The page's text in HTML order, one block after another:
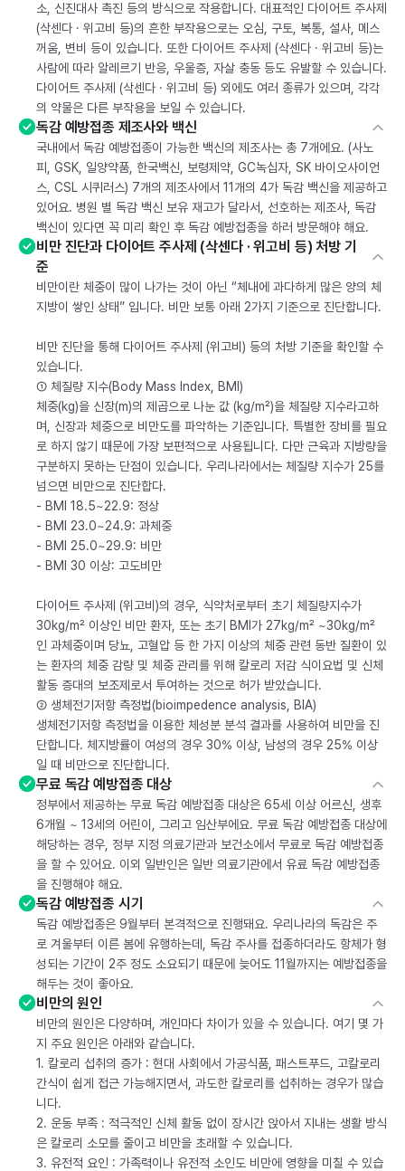
소, 신진대사 촉진 등의 방식으로 작용합니다. 대표적인 다이어트 주사제
(삭센다 · 위고비 등)의 흔한 부작용으로는 오심, 구토, 복통, 설사, 메스
꺼움, 변비 등이 있습니다. 또한 다이어트 주사제 (삭센다 · 위고비 등)는
사람에 따라 알레르기 반응, 우울증, 자살 충동 등도 유발할 수 있습니다.
다이어트 주사제 (삭센다 · 위고비 등) 외에도 여러 종류가 있으며, 각각
의 약물은 다른 부작용을 보일 수 있습니다.
독감 예방접종 제조사와 백신
국내에서 독감 예방접종이 가능한 백신의 제조사는 총 7개에요. (사노
피, GSK, 일양약품, 한국백신, 보령제약, GC녹십자, SK 바이오사이언
스, CSL 시퀴러스) 7개의 제조사에서 11개의 4가 독감 백신을 제공하고
있어요. 병원 별 독감 백신 보유 재고가 달라서, 선호하는 제조사, 독감
백신이 있다면 꼭 미리 확인 후 독감 예방접종을 하러 방문해야 해요.
비만 진단과 다이어트 주사제 (삭센다 · 위고비 등) 처방 기
준
비만이란 체중이 많이 나가는 것이 아닌 “체내에 과다하게 많은 양의 체
지방이 쌓인 상태” 입니다. 비만 보통 아래 2가지 기준으로 진단합니다.
비만 진단을 통해 다이어트 주사제 (위고비) 등의 처방 기준을 확인할 수
있습니다.
① 체질량 지수(Body Mass Index, BMI)
체중(kg)을 신장(m)의 제곱으로 나눈 값 (kg/m²)을 체질량 지수라고하
며, 신장과 체중으로 비만도를 파악하는 기준입니다. 특별한 장비를 필요
로 하지 않기 때문에 가장 보편적으로 사용됩니다. 다만 근육과 지방량을
구분하지 못하는 단점이 있습니다. 우리나라에서는 체질량 지수가 25를
넘으면 비만으로 진단합다.
- BMI 18.5~22.9: 정상
- BMI 23.0~24.9: 과체중
- BMI 25.0~29.9: 비만
- BMI 30 이상: 고도비만
다이어트 주사제 (위고비)의 경우, 식약처로부터 초기 체질량지수가
30kg/m² 이상인 비만 환자, 또는 초기 BMI가 27kg/m² ~30kg/m²
인 과체중이며 당뇨, 고혈압 등 한 가지 이상의 체중 관련 동반 질환이 있
는 환자의 체중 감량 및 체중 관리를 위해 칼로리 저감 식이요법 및 신체
활동 증대의 보조제로서 투여하는 것으로 허가 받았습니다.
② 생체전기저항 측정법(bioimpedence analysis, BIA)
생체전기저항 측정법을 이용한 체성분 분석 결과를 사용하여 비만을 진
단합니다. 체지방률이 여성의 경우 30% 이상, 남성의 경우 25% 이상
일 때 비만으로 진단합니다.
무료 독감 예방접종 대상
정부에서 제공하는 무료 독감 예방접종 대상은 65세 이상 어르신, 생후
6개월 ~ 13세의 어린이, 그리고 임산부에요. 무료 독감 예방접종 대상에
해당하는 경우, 정부 지정 의료기관과 보건소에서 무료로 독감 예방접종
을 할 수 있어요. 이외 일반인은 일반 의료기관에서 유료 독감 예방접종
을 진행해야 해요.
독감 예방접종 시기
독감 예방접종은 9월부터 본격적으로 진행돼요. 우리나라의 독감은 주
로 겨울부터 이른 봄에 유행하는데, 독감 주사를 접종하더라도 항체가 형
성되는 기간이 2주 정도 소요되기 때문에 늦어도 11월까지는 예방접종을
해두는 것이 좋아요.
비만의 원인
비만의 원인은 다양하며, 개인마다 차이가 있을 수 있습니다. 여기 몇 가
지 주요 원인은 아래와 같습니다.
1. 칼로리 섭취의 증가 : 현대 사회에서 가공식품, 패스트푸드, 고칼로리
간식이 쉽게 접근 가능해지면서, 과도한 칼로리를 섭취하는 경우가 많습
니다.
2. 운동 부족 : 적극적인 신체 활동 없이 장시간 앉아서 지내는 생활 방식
은 칼로리 소모를 줄이고 비만을 초래할 수 있습니다.
3. 유전적 요인 : 가족력이나 유전적 소인도 비만에 영향을 미칠 수 있습